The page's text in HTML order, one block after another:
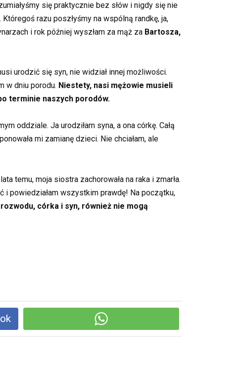
się praktycznie bez słów i nigdy się nie
razu poszłyśmy na wspólną randkę, ja,
i rok później wyszłam za mąż za Bartosza,
urodzić się syn, nie widział innej możliwości.
w dniu porodu. Niestety, nasi mężowie musieli
terminie naszych porodów.
oddziale. Ja urodziłam syna, a ona córkę. Całą
mi zamianę dzieci. Nie chciałam, ale
temu, moja siostra zachorowała na raka i zmarła.
i powiedziałam wszystkim prawdę! Na początku,
rozwodu, córka i syn, również nie mogą